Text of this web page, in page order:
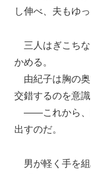
し伸べ、夫もゆ
三人はぎこちな
かめる。
由紀子は胸の奥
交錯するのを意識
――これから、
出すのだ。
男が軽く手を組